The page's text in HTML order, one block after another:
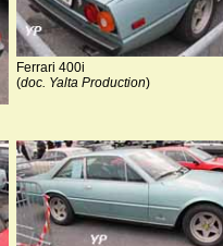
Ferrari 400i
(doc. Yalta Production)